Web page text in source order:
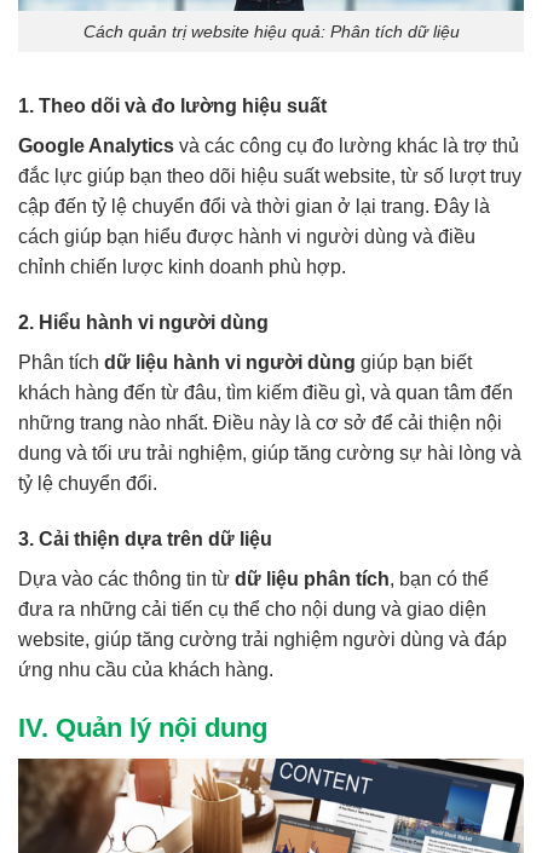
Cách quản trị website hiệu quả: Phân tích dữ liệu
1. Theo dõi và đo lường hiệu suất
Google Analytics và các công cụ đo lường khác là trợ thủ
đắc lực giúp bạn theo dõi hiệu suất website, từ số lượt truy
cập đến tỷ lệ chuyển đổi và thời gian ở lại trang. Đây là
cách giúp bạn hiểu được hành vi người dùng và điều
chỉnh chiến lược kinh doanh phù hợp.
2. Hiểu hành vi người dùng
Phân tích dữ liệu hành vi người dùng giúp bạn biết
khách hàng đến từ đâu, tìm kiếm điều gì, và quan tâm đến
những trang nào nhất. Điều này là cơ sở để cải thiện nội
dung và tối ưu trải nghiệm, giúp tăng cường sự hài lòng và
tỷ lệ chuyển đổi.
3. Cải thiện dựa trên dữ liệu
Dựa vào các thông tin từ dữ liệu phân tích, bạn có thể
đưa ra những cải tiến cụ thể cho nội dung và giao diện
website, giúp tăng cường trải nghiệm người dùng và đáp
ứng nhu cầu của khách hàng.
IV. Quản lý nội dung